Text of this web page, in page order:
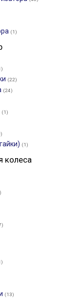
(1)
(22)
(24)
(1)
(1)
колеса
(13)